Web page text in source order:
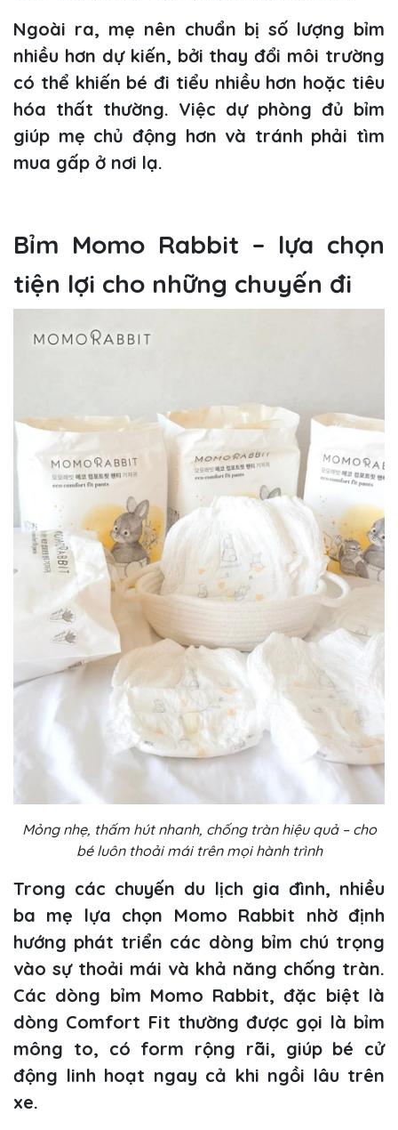
Ngoài ra, mẹ nên chuẩn bị số lượng bỉm
nhiều hơn dự kiến, bởi thay đổi môi trường
có thể khiến bé đi tiểu nhiều hơn hoặc tiêu
hóa thất thường. Việc dự phòng đủ bỉm
giúp mẹ chủ động hơn và tránh phải tìm
mua gấp ở nơi lạ.
Bỉm Momo Rabbit – lựa chọn
tiện lợi cho những chuyến đi
Mỏng nhẹ, thấm hút nhanh, chống tràn hiệu quả – cho
bé luôn thoải mái trên mọi hành trình
Trong các chuyến du lịch gia đình, nhiều
ba mẹ lựa chọn Momo Rabbit nhờ định
hướng phát triển các dòng bỉm chú trọng
vào sự thoải mái và khả năng chống tràn.
Các dòng bỉm Momo Rabbit, đặc biệt là
dòng Comfort Fit thường được gọi là bỉm
mông to, có form rộng rãi, giúp bé cử
động linh hoạt ngay cả khi ngồi lâu trên
xe.